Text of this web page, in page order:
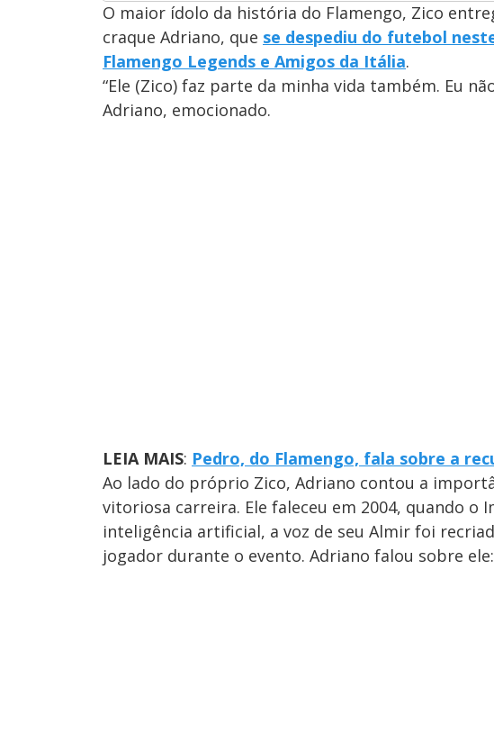
O maior ídolo da história do Flamengo, Zico
craque Adriano, que se despediu do futebol
Flamengo Legends e Amigos da Itália.
“Ele (Zico) faz parte da minha vida também. Eu
Adriano, emocionado.
LEIA MAIS: Pedro, do Flamengo, fala sobre a
Ao lado do próprio Zico, Adriano contou a
vitoriosa carreira. Ele faleceu em 2004, quando o
inteligência artificial, a voz de seu Almir foi
jogador durante o evento. Adriano falou sobre ele: